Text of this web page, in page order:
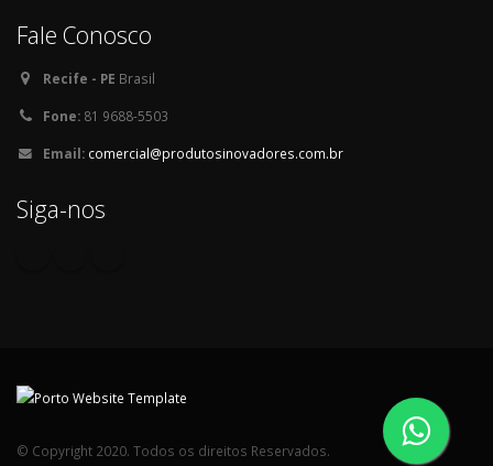
Fale Conosco
Recife - PE Brasil
Fone: 81 9688-5503
Email: comercial@produtosinovadores.com.br
Siga-nos
© Copyright 2020. Todos os direitos Reservados.